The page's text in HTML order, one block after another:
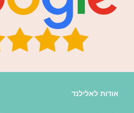
אודות לאלילנד